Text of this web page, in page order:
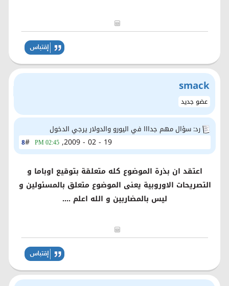
smack
عضو جديد
رد: سؤال مهم جدااا في اليورو والدولار يرجي الدخول
8# 19 - 02 - 2009,
02:45 PM
اعتقد ان بذرة الموضوع كله متعلقة بتوقيع اوباما و
التصريحات الاوروبية يعنى الموضوع متعلق بالمسئولين و
ليس بالمضاربين و الله اعلم ....